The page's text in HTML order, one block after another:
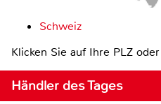
Schweiz
Klicken Sie auf Ihre PLZ
Händler des Tages